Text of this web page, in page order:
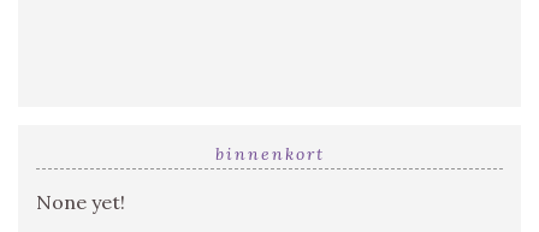
binnenkort
None yet!